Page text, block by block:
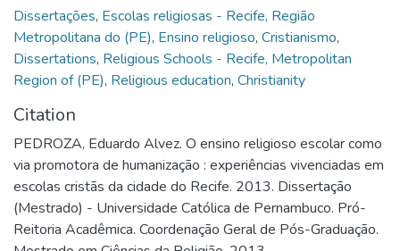
Dissertações, Escolas religiosas - Recife, Região
Metropolitana do (PE), Ensino religioso, Cristianismo,
Dissertations, Religious Schools - Recife, Metropolitan
Region of (PE), Religious education, Christianity
Citation
PEDROZA, Eduardo Alvez. O ensino religioso escolar como
via promotora de humanização : experiências vivenciadas em
escolas cristãs da cidade do Recife. 2013. Dissertação
(Mestrado) - Universidade Católica de Pernambuco. Pró-
Reitoria Acadêmica. Coordenação Geral de Pós-Graduação.